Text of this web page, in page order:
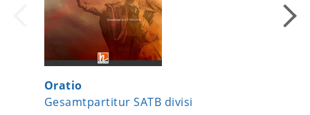
Oratio
Gesamtpartitur SATB divisi